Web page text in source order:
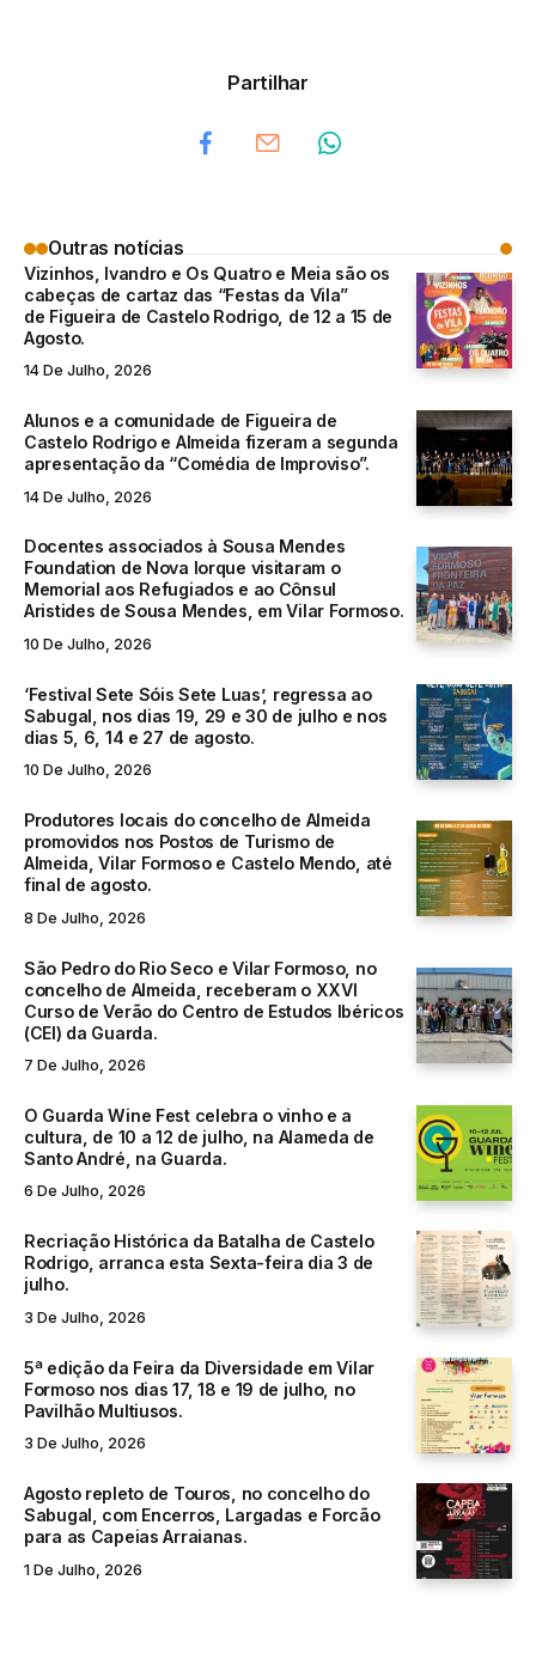
Partilhar
Outras notícias
Vizinhos, Ivandro e Os Quatro e Meia são os
cabeças de cartaz das “Festas da Vila”
de Figueira de Castelo Rodrigo, de 12 a 15 de
Agosto.
14 De Julho, 2026
Alunos e a comunidade de Figueira de
Castelo Rodrigo e Almeida fizeram a segunda
apresentação da “Comédia de Improviso”.
14 De Julho, 2026
Docentes associados à Sousa Mendes
Foundation de Nova Iorque visitaram o
Memorial aos Refugiados e ao Cônsul
Aristides de Sousa Mendes, em Vilar Formoso.
10 De Julho, 2026
‘Festival Sete Sóis Sete Luas’, regressa ao
Sabugal, nos dias 19, 29 e 30 de julho e nos
dias 5, 6, 14 e 27 de agosto.
10 De Julho, 2026
Produtores locais do concelho de Almeida
promovidos nos Postos de Turismo de
Almeida, Vilar Formoso e Castelo Mendo, até
final de agosto.
8 De Julho, 2026
São Pedro do Rio Seco e Vilar Formoso, no
concelho de Almeida, receberam o XXVI
Curso de Verão do Centro de Estudos Ibéricos
(CEI) da Guarda.
7 De Julho, 2026
O Guarda Wine Fest celebra o vinho e a
cultura, de 10 a 12 de julho, na Alameda de
Santo André, na Guarda.
6 De Julho, 2026
Recriação Histórica da Batalha de Castelo
Rodrigo, arranca esta Sexta-feira dia 3 de
julho.
3 De Julho, 2026
5ª edição da Feira da Diversidade em Vilar
Formoso nos dias 17, 18 e 19 de julho, no
Pavilhão Multiusos.
3 De Julho, 2026
Agosto repleto de Touros, no concelho do
Sabugal, com Encerros, Largadas e Forcão
para as Capeias Arraianas.
1 De Julho, 2026